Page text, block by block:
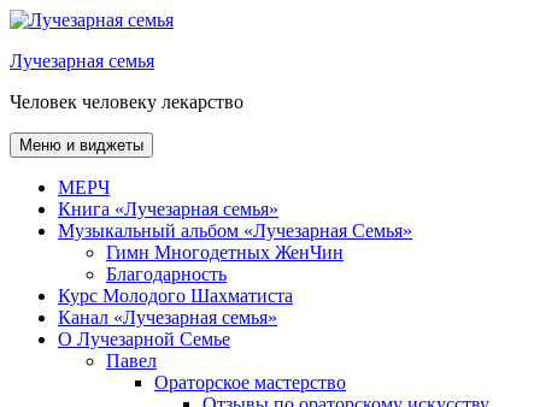
Перейти
содержимому
Лучезарная семья
Человек человеку лекарство
Меню и виджеты
МЕРЧ
Книга «Лучезарная семья»
Музыкальный альбом «Лучезарная Семья»
Гимн Многодетных ЖенЧин
Благодарность
Курс Молодого Шахматиста
Канал «Лучезарная семья»
О Лучезарной Семье
Павел
Ораторское мастерство